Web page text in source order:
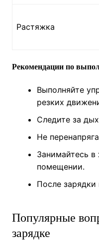
Растяжка
Рекомендации по
Выполняйте
резких
Следите за
Не
Занимайтесь
помещении.
После
Популярные
зарядке